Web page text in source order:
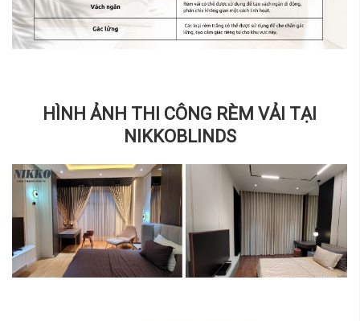
HÌNH ẢNH THI CÔNG RÈM VẢI TẠI
NIKKOBLINDS